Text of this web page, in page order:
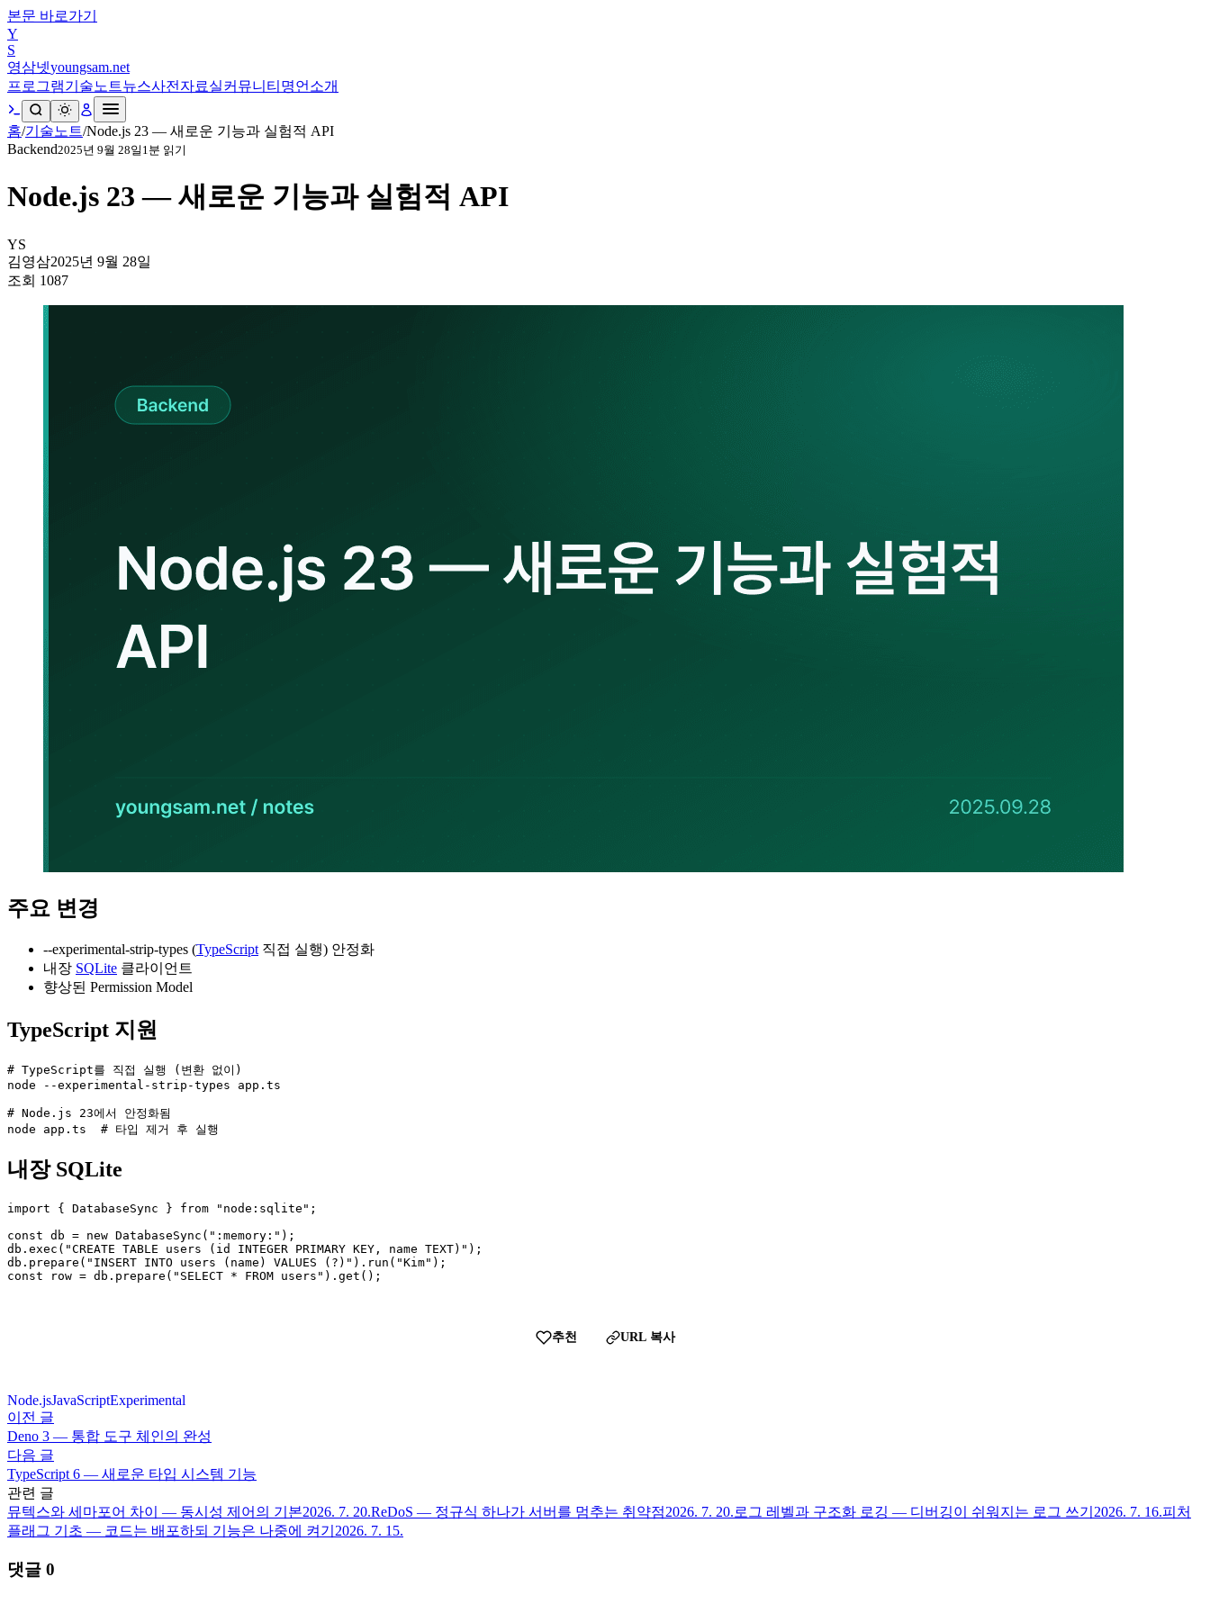
본문 바로가기
Y
S
영삼넷youngsam.net
프로그램기술노트뉴스사전 자료실커뮤니티 명언 소개
홈/기술노트/Node.js 23 — 새로운 기능과 실험적 API
Backend2025년 9월 28일 1분 읽기
Node.js 23 — 새로운 기능과 실험적 API
YS
김영삼2025년 9월 28일
조회 1087
주요 변경
--experimental-strip-types (TypeScript 직접 실행) 안정화
내장 SQLite 클라이언트
향상된 Permission Model
TypeScript 지원
# TypeScript를 직접 실행 (변환 없이)
node --experimental-strip-types app.ts
# Node.js 23에서 안정화됨
node app.ts  # 타입 제거 후 실행
내장 SQLite
import { DatabaseSync } from "node:sqlite";
const db = new DatabaseSync(":memory:");
db.exec("CREATE TABLE users (id INTEGER PRIMARY KEY, name TEXT)");
db.prepare("INSERT INTO users (name) VALUES (?)").run("Kim");
const row = db.prepare("SELECT * FROM users").get();
추천 URL 복사
Node.jsJavaScriptExperimental
이전 글
Deno 3 — 통합 도구 체인의 완성
다음 글
TypeScript 6 — 새로운 타입 시스템 기능
관련 글
뮤텍스와 세마포어 차이 — 동시성 제어의 기본2026. 7. 20.ReDoS — 정규식 하나가 서버를 멈추는 취약점2026. 7. 20.로그 레벨과 구조화 로깅 — 디버깅이 쉬워지는 로그 쓰기 2026. 7. 16.피처
플래그 기초 — 코드는 배포하되 기능은 나중에 켜기 2026. 7. 15.
댓글 0